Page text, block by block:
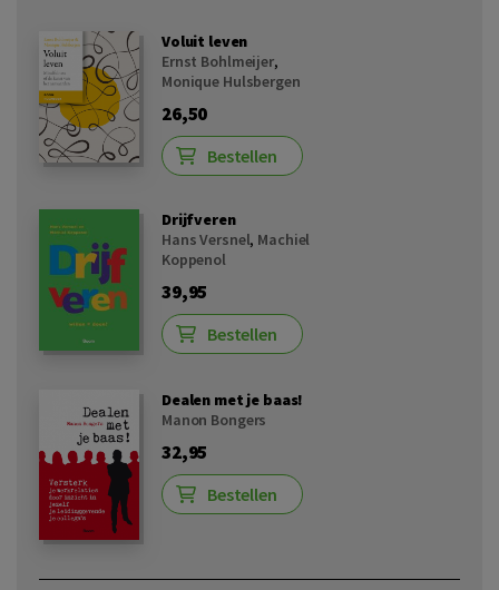
Voluit leven
Ernst Bohlmeijer,
Monique Hulsbergen
26,50
Bestellen
Drijfveren
Hans Versnel, Machiel
Koppenol
39,95
Bestellen
Dealen met je baas!
Manon Bongers
32,95
Bestellen